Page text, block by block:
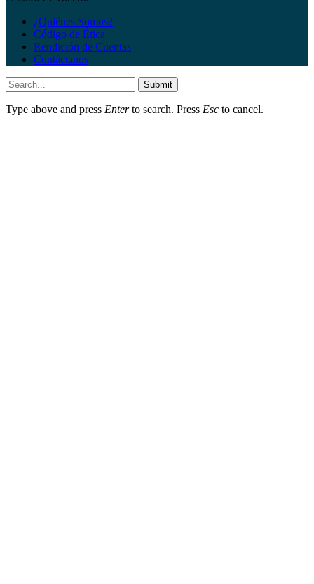
¿Quiénes Somos?
Código de Ética
Rendición de Cuentas
Contáctanos
Submit
Type above and press Enterto search. Press Esc to cancel.